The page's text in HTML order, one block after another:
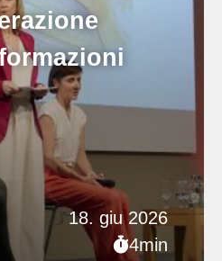
18. giu 2026
4min